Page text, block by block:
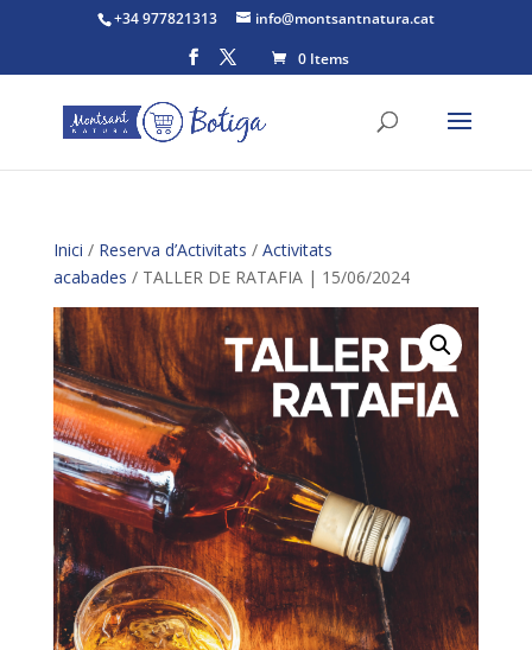
+34 977821313
info@montsantnatura.cat
0 Items
Inici / Reserva d’Activitats / Activitats
acabades / TALLER DE RATAFIA | 15/06/2024